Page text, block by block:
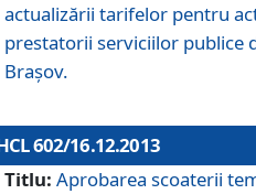
actualizării tarifelor pentru
prestatorii serviciilor publice
Braşov.
602/16.12.2013
Titlu: Aprobarea scoaterii